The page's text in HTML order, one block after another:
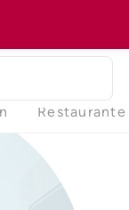
Restaurante